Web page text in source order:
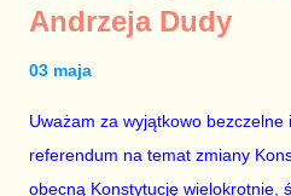
całej Unii Europejskiej. To tak,
z roku 1951, czyli czasów
chciało mu przejść przez gardło
Andrzeja Dudy
03 maja
Uważam za wyjątkowo
referendum na temat zmiany
obecną Konstytucję wielokrotnie,